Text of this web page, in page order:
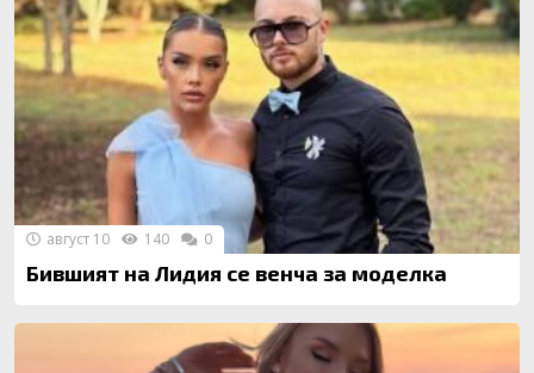
Бившият на Лидия се венча за моделка
август 10 140 0